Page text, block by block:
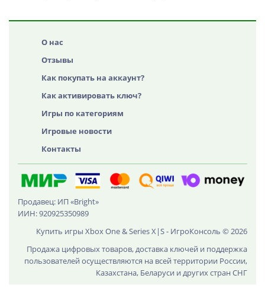
О нас
Отзывы
Как покупать на аккаунт?
Как активировать ключ?
Игры по категориям
Игровые новости
Контакты
Продавец: ИП «Bright»
ИИН: 920925350989
Купить игры Xbox One & Series X|S - ИгроКонсоль © 2026
Продажа цифровых товаров, доставка ключей и поддержка
пользователей осуществляются на всей территории России,
Казахстана, Беларуси и других стран СНГ